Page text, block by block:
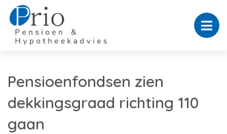
Pensioenfondsen zien
dekkingsgraad richting 110
gaan